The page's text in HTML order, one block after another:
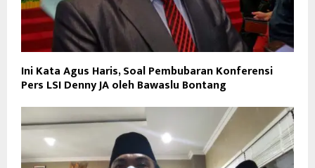
Ini Kata Agus Haris, Soal Pembubaran Konferensi
Pers LSI Denny JA oleh Bawaslu Bontang